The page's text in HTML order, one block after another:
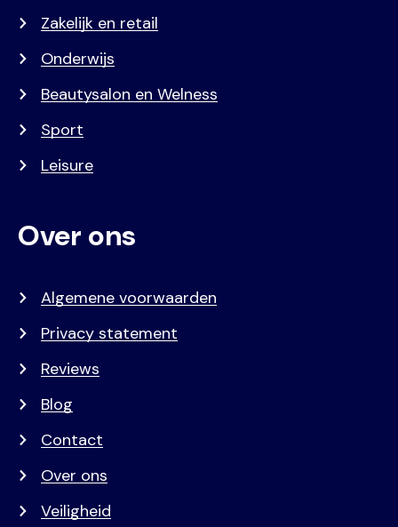
Zakelijk en retail
Onderwijs
Beautysalon en Welness
Sport
Leisure
Over ons
Algemene voorwaarden
Privacy statement
Reviews
Blog
Contact
Over ons
Veiligheid